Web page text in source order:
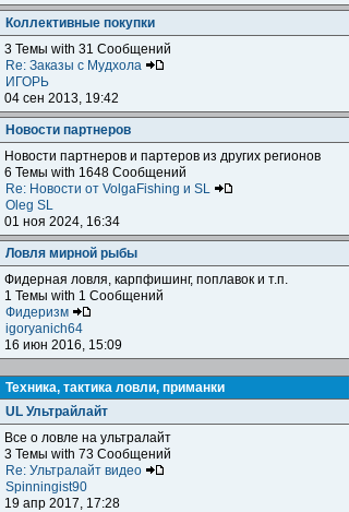
Коллективные покупки
3 Темы with 31 Сообщений
Re: Заказы с Мудхола
ИГОРЬ
04 сен 2013, 19:42
Новости партнеров
Новости партнеров и партеров из других регионов
6 Темы with 1648 Сообщений
Re: Новости от VolgaFishing и SL
Oleg SL
01 ноя 2024, 16:34
Ловля мирной рыбы
Фидерная ловля, карпфишинг, поплавок и т.п.
1 Темы with 1 Сообщений
Фидеризм
igoryanich64
16 июн 2016, 15:09
Техника, тактика ловли, приманки
UL Ультрайлайт
Все о ловле на ультралайт
3 Темы with 73 Сообщений
Re: Ультралайт видео
Spinningist90
19 апр 2017, 17:28